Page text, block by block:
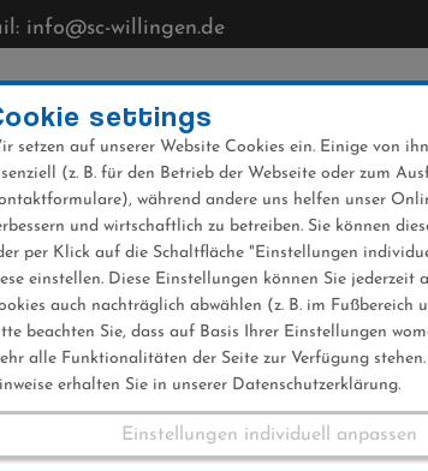
info@sc-willingen.de
settings
setzen auf unserer Website Cookies ein. Einige von
(z. B. für den Betrieb der Webseite oder zum
während andere uns helfen unser
und wirtschaftlich zu betreiben. Sie können
per Klick auf die Schaltfläche "Einstellungen
einstellen. Diese Einstellungen können Sie jederzeit
auch nachträglich abwählen (z. B. im Fußbereich
beachten Sie, dass auf Basis Ihrer Einstellungen
alle Funktionalitäten der Seite zur Verfügung
erhalten Sie in unserer Datenschutzerklärung.
Einstellungen individuell anpassen